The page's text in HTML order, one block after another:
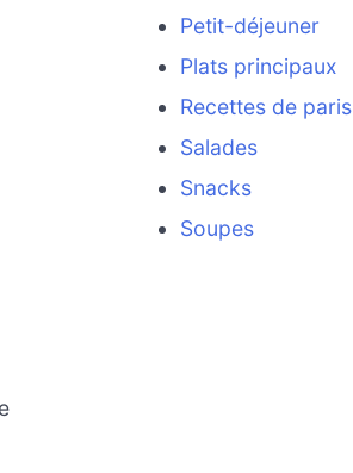
Petit-déjeuner
Plats principaux
Recettes de paris
Salades
Snacks
Soupes